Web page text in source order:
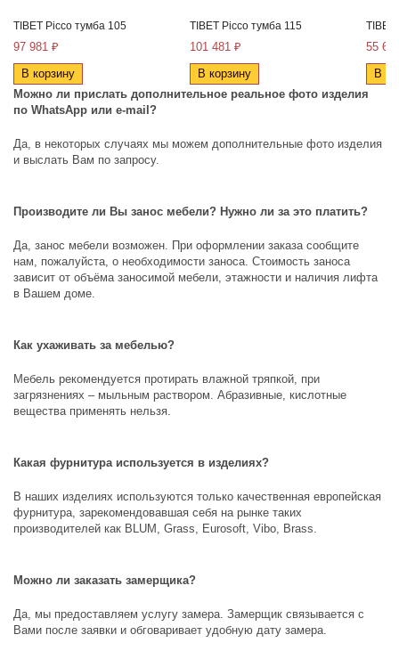
TIBET Picco тумба 105
97 981 ₽
В корзину
TIBET Picco тумба 115
101 481 ₽
В корзину
55
В
Можно ли прислать дополнительное реальное фото изделия
по WhatsApp или e-mail ?
Да, в некоторых случаях мы можем дополнительные фото изделия
и выслать Вам по запросу.
Производите ли Вы занос мебели? Нужно ли за это платить?
Да, занос мебели возможен. При оформлении заказа сообщите
нам, пожалуйста, о необходимости заноса. Стоимость заноса
зависит от объёма заносимой мебели, этажности и наличия лифта
в Вашем доме.
Как ухаживать за мебелью?
Мебель рекомендуется протирать влажной тряпкой, при
загрязнениях – мыльным раствором. Абразивные, кислотные
вещества применять нельзя.
Какая фурнитура используется в изделиях?
В наших изделиях используются только качественная европейская
фурнитура, зарекомендовавшая себя на рынке таких
производителей как BLUM, Grass, Eurosoft, Vibo, Brass.
Можно ли заказать замерщика?
Да, мы предоставляем услугу замера. Замерщик связывается с
Вами после заявки и обговаривает удобную дату замера.